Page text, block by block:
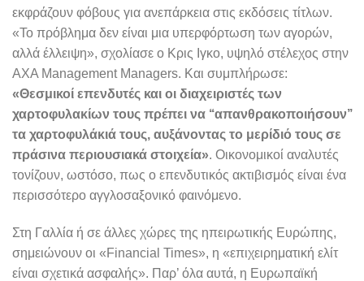
εκφράζουν φόβους για ανεπάρκεια στις εκδόσεις τίτλων.
«Το πρόβλημα δεν είναι μια υπερφόρτωση των αγορών,
αλλά έλλειψη», σχολίασε ο Κρις Ιγκο, υψηλό στέλεχος στην
AXA Management Managers. Και συμπλήρωσε:
«Θεσμικοί επενδυτές και οι διαχειριστές των
χαρτοφυλακίων τους πρέπει να ‘‘απανθρακοποιήσουν’’
τα χαρτοφυλάκιά τους, αυξάνοντας το μερίδιό τους σε
πράσινα περιουσιακά στοιχεία». Οικονομικοί αναλυτές
τονίζουν, ωστόσο, πως ο επενδυτικός ακτιβισμός είναι ένα
περισσότερο αγγλοσαξονικό φαινόμενο.
Στη Γαλλία ή σε άλλες χώρες της ηπειρωτικής Ευρώπης,
σημειώνουν οι «Financial Times», η «επιχειρηματική ελίτ
είναι σχετικά ασφαλής». Παρ’ όλα αυτά, η Ευρωπαϊκή